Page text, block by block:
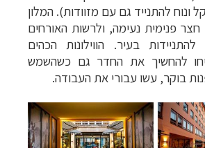
להתנייד גם עם מזוודות). המלון
חצר פנימית נעימה, ולרשות האורחים
להתניידות בעיר. הווילונות הכהים
להחשיך את החדר גם כשהשמש